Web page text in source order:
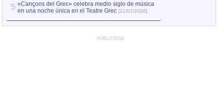
5 «Cançons del Grec» celebra medio siglo de música
en una noche única en el Teatre Grec [21/07/2026]
PUBLICIDAD